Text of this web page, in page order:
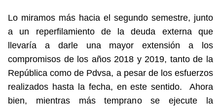
Lo miramos más hacia el segundo semestre, junto
a un reperfilamiento de la deuda externa que
llevaría a darle una mayor extensión a los
compromisos de los años 2018 y 2019, tanto de la
República como de Pdvsa, a pesar de los esfuerzos
realizados hasta la fecha, en este sentido. Ahora
bien, mientras más temprano se ejecute la